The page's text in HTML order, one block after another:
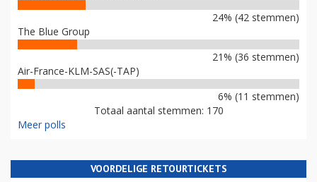
24% (42 stemmen)
The Blue Group
21% (36 stemmen)
Air-France-KLM-SAS(-TAP)
6% (11 stemmen)
Totaal aantal stemmen: 170
Meer polls
VOORDELIGE RETOURTICKETS